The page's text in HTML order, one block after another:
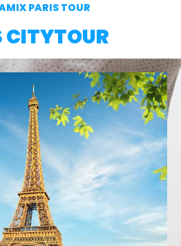
PARIS TOUR
CITYTOUR